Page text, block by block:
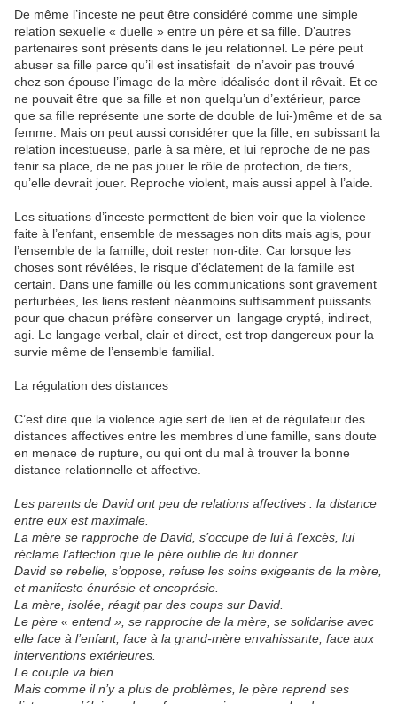
De même l’inceste ne peut être considéré comme une simple
relation sexuelle « duelle » entre un père et sa fille. D’autres
partenaires sont présents dans le jeu relationnel. Le père peut
abuser sa fille parce qu’il est insatisfait de n’avoir pas trouvé
chez son épouse l’image de la mère idéalisée dont il rêvait. Et ce
ne pouvait être que sa fille et non quelqu’un d’extérieur, parce
que sa fille représente une sorte de double de lui-)même et de sa
femme. Mais on peut aussi considérer que la fille, en subissant la
relation incestueuse, parle à sa mère, et lui reproche de ne pas
tenir sa place, de ne pas jouer le rôle de protection, de tiers,
qu’elle devrait jouer. Reproche violent, mais aussi appel à l’aide.
Les situations d’inceste permettent de bien voir que la violence
faite à l’enfant, ensemble de messages non dits mais agis, pour
l’ensemble de la famille, doit rester non-dite. Car lorsque les
choses sont révélées, le risque d’éclatement de la famille est
certain. Dans une famille où les communications sont gravement
perturbées, les liens restent néanmoins suffisamment puissants
pour que chacun préfère conserver un langage crypté, indirect,
agi. Le langage verbal, clair et direct, est trop dangereux pour la
survie même de l’ensemble familial.
La régulation des distances
C’est dire que la violence agie sert de lien et de régulateur des
distances affectives entre les membres d’une famille, sans doute
en menace de rupture, ou qui ont du mal à trouver la bonne
distance relationnelle et affective.
Les parents de David ont peu de relations affectives : la distance
entre eux est maximale.
La mère se rapproche de David, s’occupe de lui à l’excès, lui
réclame l’affection que le père oublie de lui donner.
David se rebelle, s’oppose, refuse les soins exigeants de la mère,
et manifeste énurésie et encoprésie.
La mère, isolée, réagit par des coups sur David.
Le père « entend », se rapproche de la mère, se solidarise avec
elle face à l’enfant, face à la grand-mère envahissante, face aux
interventions extérieures.
Le couple va bien.
Mais comme il n’y a plus de problèmes, le père reprend ses